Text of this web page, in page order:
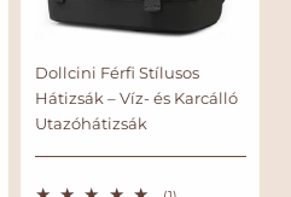
Dollcini Férfi Stílusos
Hátizsák – Víz- és Karcálló
Utazóhátizsák